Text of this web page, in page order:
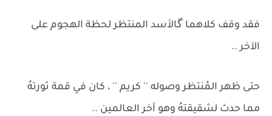
فقد وقف كلاهما گالأسد المنتظر لحظة الهجوم على
الآخر ..
حتى ظهر المُنتظر وصوله '' كريم '' ، كان في قمة ثورتهُ
مما حدث لشقيقتهُ وهو آخر العالمين ..